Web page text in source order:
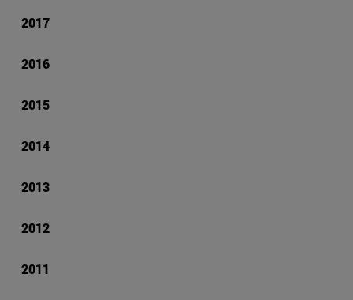
2017
2016
2015
2014
2013
2012
2011